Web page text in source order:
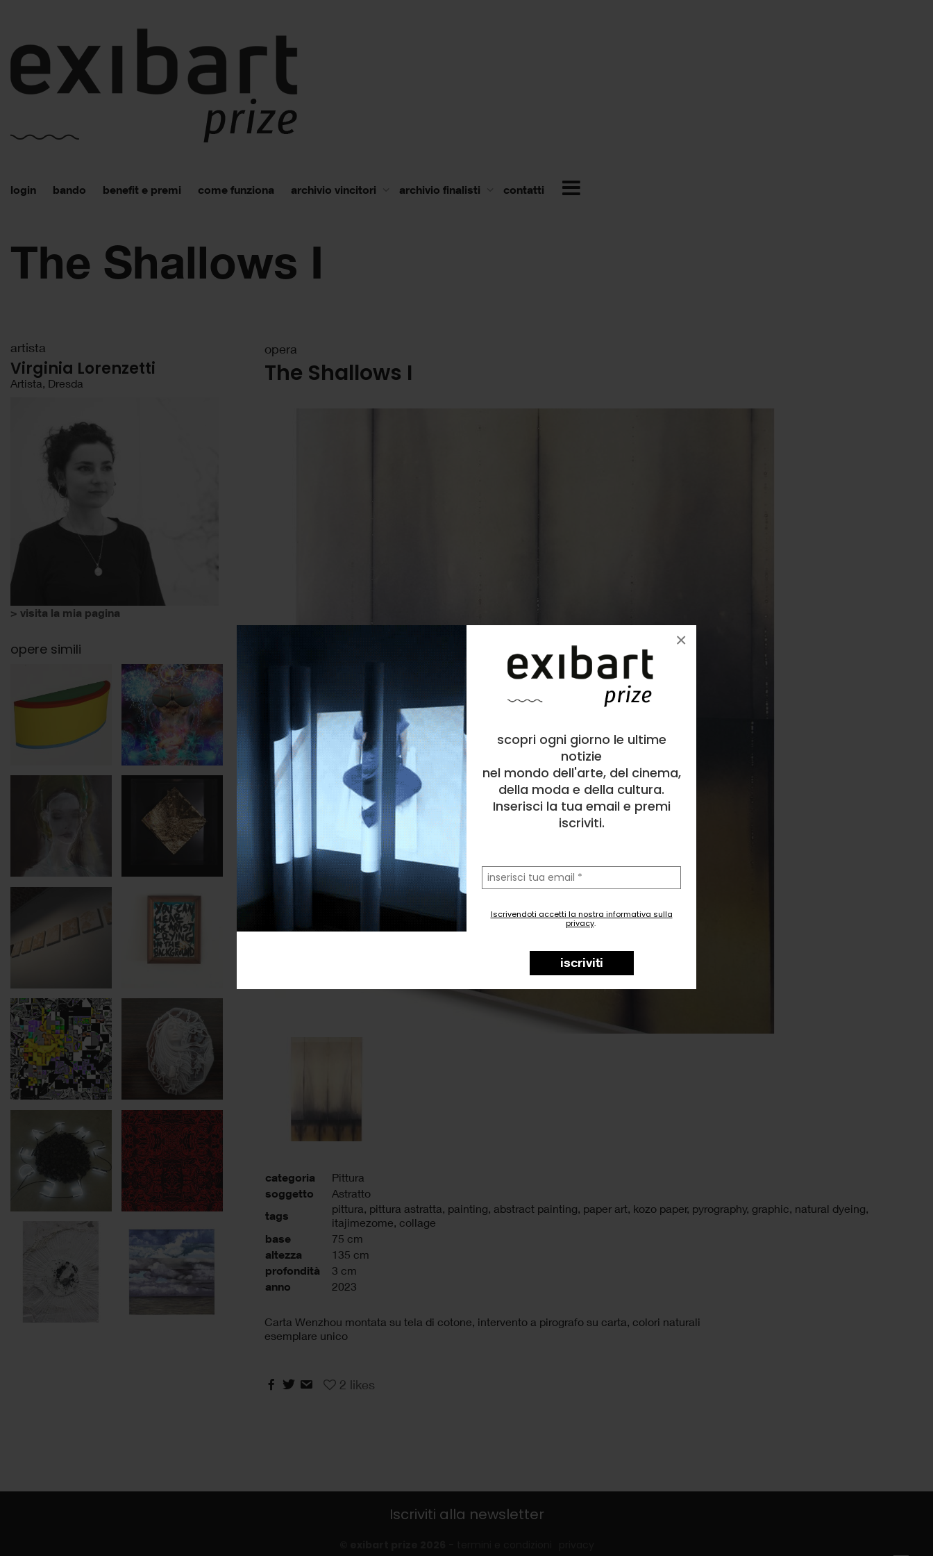
scopri ogni giorno le ultime
notizie
nel mondo dell'arte, del cinema,
della moda e della cultura.
Inserisci la tua email e premi
iscriviti.
la
tua
email
Iscrivendoti accetti la nostra informativa sulla
privacy.
iscriviti
×
login bando benefit e premi come funziona archivio vincitori archivio finalisti contatti
The Shallows I
opera
The Shallows I
categoria Pittura
soggetto Astratto
tags
pittura, pittura astratta, painting, abstract painting, paper art, kozo paper, pyrography, graphic, natural dyeing,
itajimezome, collage
base 75 cm
altezza 135 cm
profondità 3 cm
anno 2023
Carta Wenzhou montata su tela di cotone, intervento a pirografo su carta, colori naturali
esemplare unico
2 likes
artista
Virginia Lorenzetti
Artista, Dresda
> visita la mia pagina
opere simili
Iscriviti alla newsletter